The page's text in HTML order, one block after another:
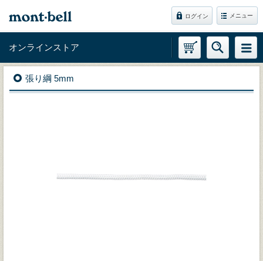
ログイン メニュー
オンラインストア
張り綱 5mm